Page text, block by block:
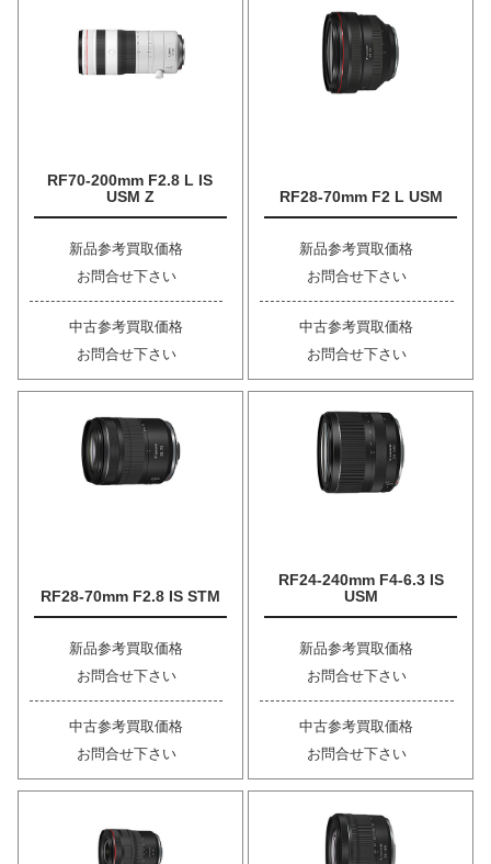
RF70-200mm F2.8 L IS
USM Z
新品参考買取価格
お問合せ下さい
中古参考買取価格
お問合せ下さい
RF28-70mm F2 L USM
新品参考買取価格
お問合せ下さい
中古参考買取価格
お問合せ下さい
RF28-70mm F2.8 IS STM
新品参考買取価格
お問合せ下さい
中古参考買取価格
お問合せ下さい
RF24-240mm F4-6.3 IS
USM
新品参考買取価格
お問合せ下さい
中古参考買取価格
お問合せ下さい